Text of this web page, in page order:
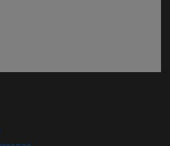
nueva ventana)